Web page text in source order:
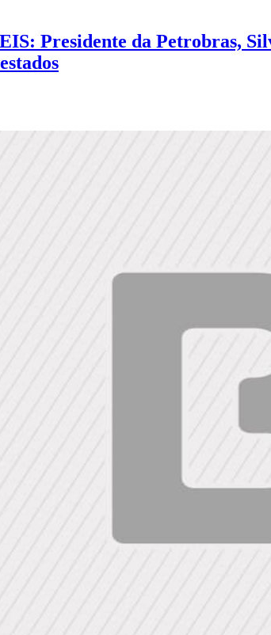
Presidente da Petrobras,